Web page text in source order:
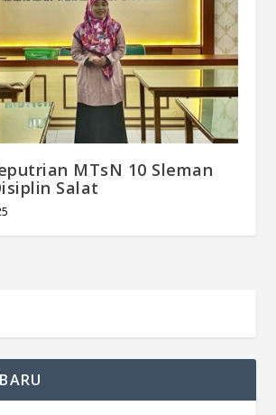
MTsN 10 Sleman
Salat